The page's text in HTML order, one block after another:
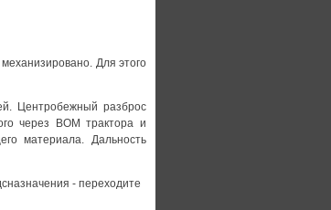
Для этого
Центробежный разброс
через ВОМ трактора и
материала. Дальность
- переходите